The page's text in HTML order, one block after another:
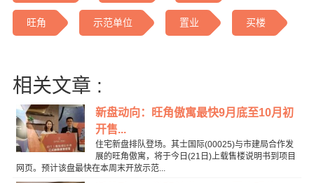
旺角 示范单位 置业 买楼
相关文章 :
新盘动向：旺角傲寓最快9月底至10月初
开售...
住宅新盘排队登场。其士国际(00025)与市建局合作发
展的旺角傲寓，将于今日(21日)上载售楼说明书到项目
网页。预计该盘最快在本周末开放示范...